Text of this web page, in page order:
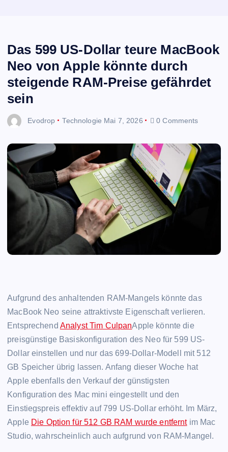
Das 599 US-Dollar teure MacBook
Neo von Apple könnte durch
steigende RAM-Preise gefährdet
sein
Evodrop Technologie Mai 7, 2026 0 Comments
Aufgrund des anhaltenden RAM-Mangels könnte das
MacBook Neo seine attraktivste Eigenschaft verlieren.
Entsprechend Analyst Tim CulpanApple könnte die
preisgünstige Basiskonfiguration des Neo für 599 US-
Dollar einstellen und nur das 699-Dollar-Modell mit 512
GB Speicher übrig lassen. Anfang dieser Woche hat
Apple ebenfalls den Verkauf der günstigsten
Konfiguration des Mac mini eingestellt und den
Einstiegspreis effektiv auf 799 US-Dollar erhöht. Im März,
Apple Die Option für 512 GB RAM wurde entferntim Mac
Studio, wahrscheinlich auch aufgrund von RAM-Mangel.